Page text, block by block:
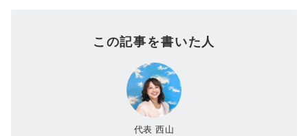
この記事を書いた人
代表 西山